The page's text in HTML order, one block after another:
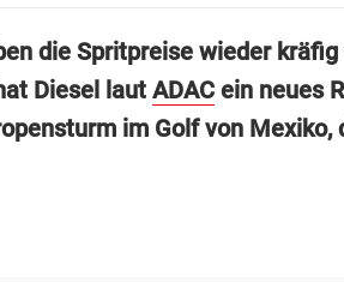
die Spritpreise wieder
Diesel laut ADACein neues
im Golf von Mexiko,